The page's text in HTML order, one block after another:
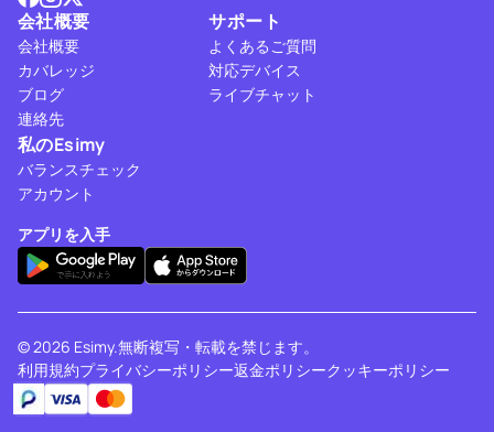
会社概要
会社概要
カバレッジ
ブログ
連絡先
サポート
よくあるご質問
対応デバイス
ライブチャット
私のEsimy
バランスチェック
アカウント
アプリを入手
© 2026 Esimy.無断複写・転載を禁じます。
利用規約プライバシーポリシー返金ポリシークッキーポリシー